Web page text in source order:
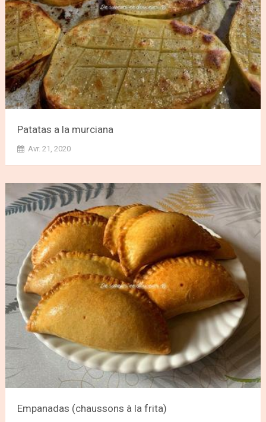
Patatas a la murciana
Avr. 21, 2020
Empanadas (chaussons à la frita)